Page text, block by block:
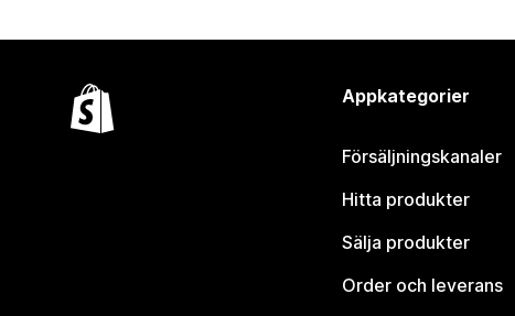
Appkategorier
Försäljningskanaler
Hitta produkter
Sälja produkter
Order och leverans